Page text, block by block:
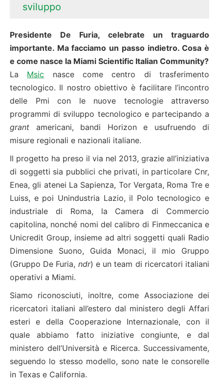
sviluppo
Presidente De Furia, celebrate un traguardo
importante. Ma facciamo un passo indietro. Cosa è
e come nasce la Miami Scientific Italian Community?
La Msic nasce come centro di trasferimento
tecnologico. Il nostro obiettivo è facilitare l’incontro
delle Pmi con le nuove tecnologie attraverso
programmi di sviluppo tecnologico e partecipando a
grant americani, bandi Horizon e usufruendo di
misure regionali e nazionali italiane.
Il progetto ha preso il via nel 2013, grazie all’iniziativa
di soggetti sia pubblici che privati, in particolare Cnr,
Enea, gli atenei La Sapienza, Tor Vergata, Roma Tre e
Luiss, e poi Unindustria Lazio, il Polo tecnologico e
industriale di Roma, la Camera di Commercio
capitolina, nonché nomi del calibro di Finmeccanica e
Unicredit Group, insieme ad altri soggetti quali Radio
Dimensione Suono, Guida Monaci, il mio Gruppo
(Gruppo De Furia, ndr) e un team di ricercatori italiani
operativi a Miami.
Siamo riconosciuti, inoltre, come Associazione dei
ricercatori italiani all’estero dal ministero degli Affari
esteri e della Cooperazione Internazionale, con il
quale abbiamo fatto iniziative congiunte, e dal
ministero dell’Università e Ricerca. Successivamente,
seguendo lo stesso modello, sono nate le consorelle
in Texas e California.